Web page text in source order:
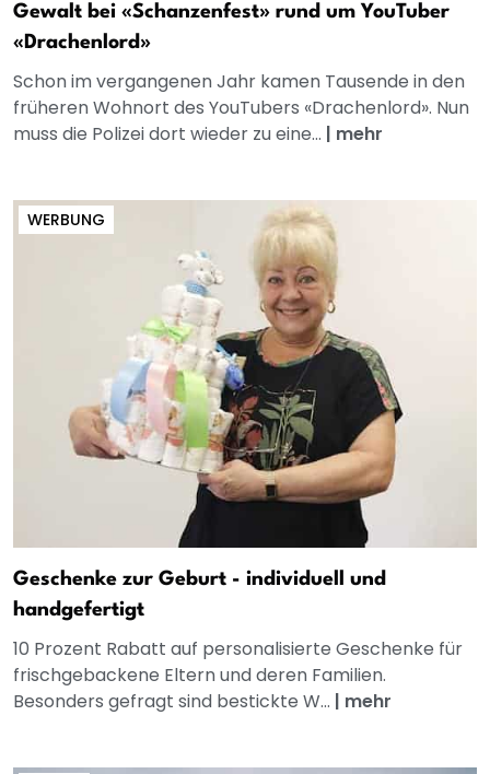
Gewalt bei «Schanzenfest» rund um YouTuber
«Drachenlord»
Schon im vergangenen Jahr kamen Tausende in den
früheren Wohnort des YouTubers «Drachenlord». Nun
muss die Polizei dort wieder zu eine... | mehr
WERBUNG
Geschenke zur Geburt - individuell und
handgefertigt
10 Prozent Rabatt auf personalisierte Geschenke für
frischgebackene Eltern und deren Familien.
Besonders gefragt sind bestickte W... | mehr